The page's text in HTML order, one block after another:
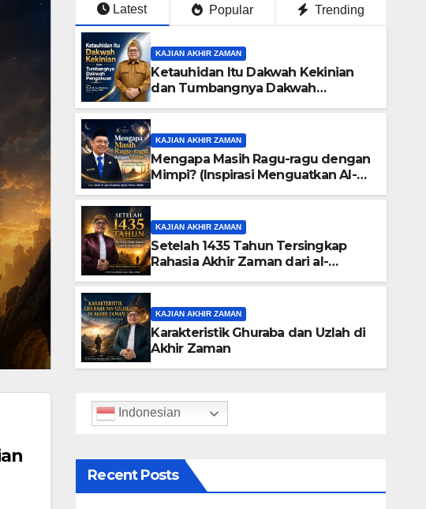
KAJIAN AKHIR ZAMAN
Karakteristik Ghuraba dan
7 JULY 2026
Latest Popular Trending
KAJIAN AKHIR ZAMAN
Ketauhidan Itu Dakwah Kekinian
dan Tumbangnya Dakwah
KAJIAN AKHIR ZAMAN
Mengapa Masih Ragu-ragu dengan
Mimpi? (Inspirasi Menguatkan Al-
KAJIAN AKHIR ZAMAN
Setelah 1435 Tahun Tersingkap
Rahasia Akhir Zaman dari al-
KAJIAN AKHIR ZAMAN
Karakteristik Ghuraba dan Uzlah di
Akhir Zaman
Indonesian
Recent Posts